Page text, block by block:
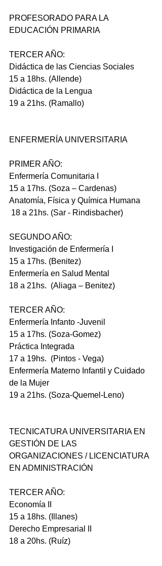
PROFESORADO PARA LA
EDUCACIÓN PRIMARIA
TERCER AÑO:
Didáctica de las Ciencias Sociales
15 a 18hs. (Allende)
Didáctica de la Lengua
19 a 21hs. (Ramallo)
ENFERMERÍA UNIVERSITARIA
PRIMER AÑO:
Enfermería Comunitaria I
15 a 17hs. (Soza – Cardenas)
Anatomía, Física y Química Humana
18 a 21hs. (Sar - Rindisbacher)
SEGUNDO AÑO:
Investigación de Enfermería I
15 a 17hs. (Benitez)
Enfermería en Salud Mental
18 a 21hs.  (Aliaga – Benitez)
TERCER AÑO:
Enfermería Infanto -Juvenil
15 a 17hs. (Soza-Gomez)
Práctica Integrada
17 a 19hs.  (Pintos - Vega)
Enfermería Materno Infantil y Cuidado
de la Mujer
19 a 21hs. (Soza-Quemel-Leno)
TECNICATURA UNIVERSITARIA EN
GESTIÓN DE LAS
ORGANIZACIONES / LICENCIATURA
EN ADMINISTRACIÓN
TERCER AÑO:
Economía II
15 a 18hs. (Illanes)
Derecho Empresarial II
18 a 20hs. (Ruíz)